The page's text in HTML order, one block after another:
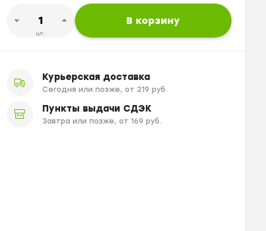
шт.
В корзину
Курьерская доставка
Сегодня или позже, от 219 руб.
Пункты выдачи СДЭК
Завтра или позже, от 169 руб.